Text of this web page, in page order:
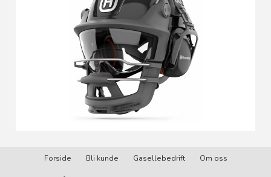
Forside Bli kunde Gasellebedrift Om oss